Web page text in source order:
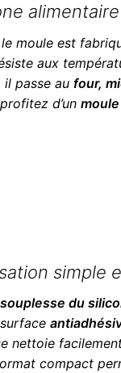
moule est
aux
il passe au four,
d’un
simple
souplesse du
nettoie
compact